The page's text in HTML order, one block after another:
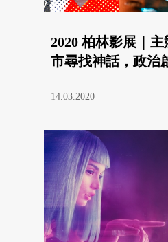
2020 柏林影展｜
市尋找神話，政治
14.03.2020